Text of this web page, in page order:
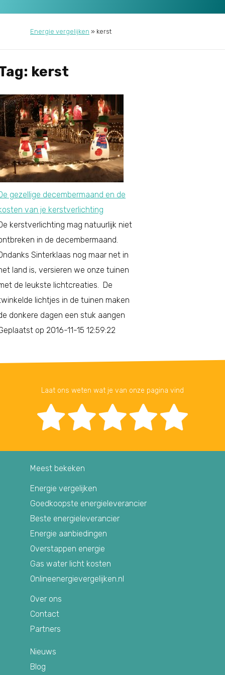
Energie vergelijken » kerst
kerst
gezellige decembermaand en de
van je kerstverlichting
kerstverlichting mag natuurlijk niet
in de decembermaand.
Sinterklaas nog maar net in
land is, versieren we onze tuinen
de leukste lichtcreaties. De
lichtjes in de tuinen maken
donkere dagen een stuk aangen
op 2016-11-15 12:59:22
Laat ons weten wat je van onze pagina vind
Meest bekeken
Energie vergelijken
Goedkoopste energieleverancier
Beste energieleverancier
Energie aanbiedingen
Overstappen energie
Gas water licht kosten
Onlineenergievergelijken.nl
Over ons
Contact
Partners
Nieuws
Blog